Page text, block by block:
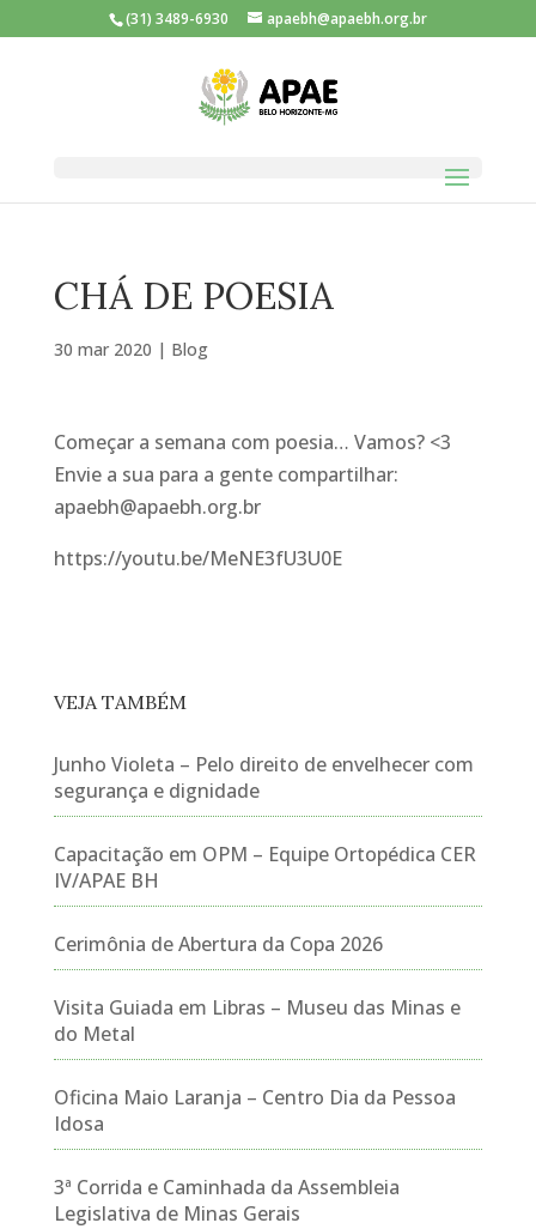
(31) 3489-6930 apaebh@apaebh.org.br
CHÁ DE POESIA
30 mar 2020 | Blog
Começar a semana com poesia… Vamos? <3
Envie a sua para a gente compartilhar:
apaebh@apaebh.org.br
https://youtu.be/MeNE3fU3U0E
VEJA TAMBÉM
Junho Violeta – Pelo direito de envelhecer com
segurança e dignidade
Capacitação em OPM – Equipe Ortopédica CER
IV/APAE BH
Cerimônia de Abertura da Copa 2026
Visita Guiada em Libras – Museu das Minas e
do Metal
Oficina Maio Laranja – Centro Dia da Pessoa
Idosa
3ª Corrida e Caminhada da Assembleia
Legislativa de Minas Gerais